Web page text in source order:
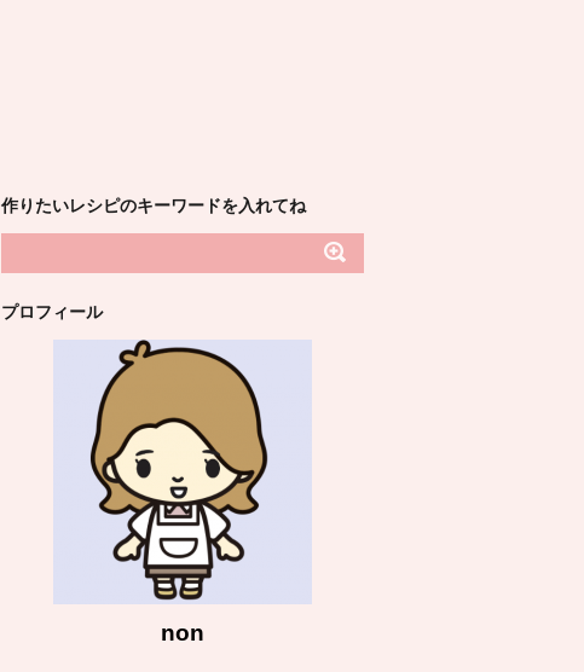
作りたいレシピのキーワードを入れてね
プロフィール
non